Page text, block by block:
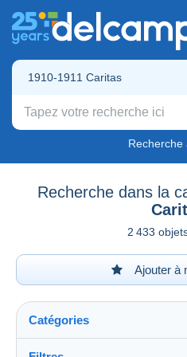
1910-1911 Caritas
Recherche
Recherche dans la
2 433
Ajouter à
Catégories